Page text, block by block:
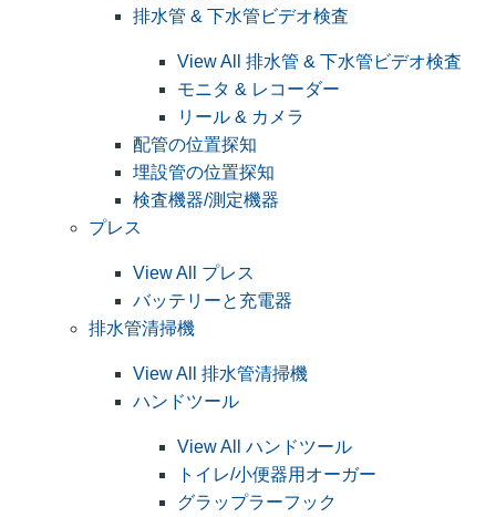
排水管 & 下水管ビデオ検査
View All 排水管 & 下水管ビデオ検査
モニタ & レコーダー
リール & カメラ
配管の位置探知
埋設管の位置探知
検査機器/測定機器
プレス
View All プレス
バッテリーと充電器
排水管清掃機
View All 排水管清掃機
ハンドツール
View All ハンドツール
トイレ/小便器用オーガー
グラップラーフック